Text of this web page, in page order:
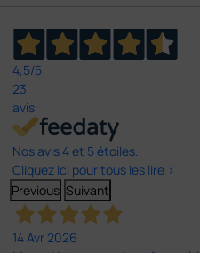
4,5/5
23
avis
Nos avis 4 et 5 étoiles.
Cliquez ici pour tous les lire >
Previous Suivant
14 Avr 2026